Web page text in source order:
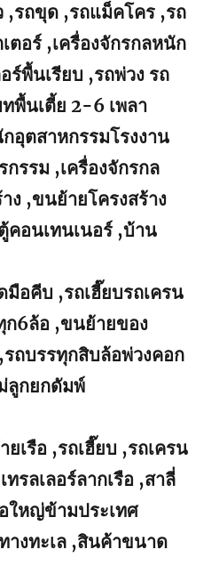
,รถขุด ,รถแม็คโคร ,รถ
ตอร์ ,เครื่องจักรกลหนัก
ร์พื้นเรียบ ,รถพ่วง รถ
ทพื้นเตี้ย 2-6 เพลา
อุตสาหกรรมโรงงาน
กรรม ,เครื่องจักรกล
ง ,ขนย้ายโครงสร้าง
อนเทนเนอร์ ,บ้าน
มือคีบ ,รถเฮี๊ยบรถเครน
ก6ล้อ ,ขนย้ายของ
ถบรรทุกสิบล้อพ่วงคอก
ลูกยกดัมพ์
ยเรือ ,รถเฮี๊ยบ ,รถเครน
รลเลอร์ลากเรือ ,สาลี่
ใหญ่ข้ามประเทศ
างทะเล ,สินค้าขนาด